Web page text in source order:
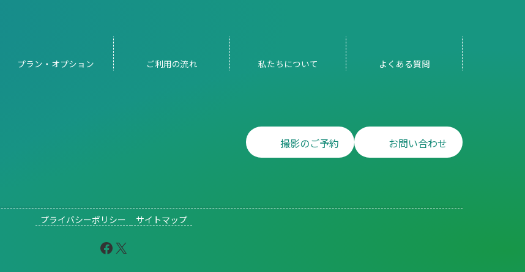
プラン・ オプション ご利用の流れ 私たちについて よくある質問
撮影のご予約 お問い合わせ
プライバシーポリシー サイトマップ
Facebook
X